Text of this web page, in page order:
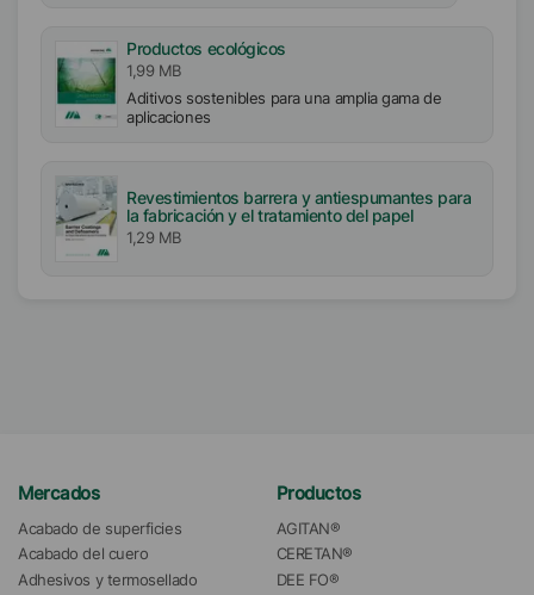
Productos ecológicos
1,99 MB
Aditivos sostenibles para una amplia gama de
aplicaciones
Revestimientos barrera y antiespumantes para
la fabricación y el tratamiento del papel
1,29 MB
Mercados
Acabado de superficies
Acabado del cuero
Adhesivos y termosellado
Productos
AGITAN®
CERETAN®
DEE FO®